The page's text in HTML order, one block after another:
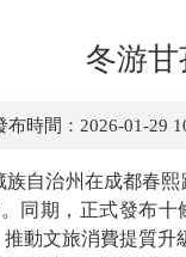
冬游
布時間：2026-01-29
治州在成都春熙
同期，正式發布
動文旅消費提質升